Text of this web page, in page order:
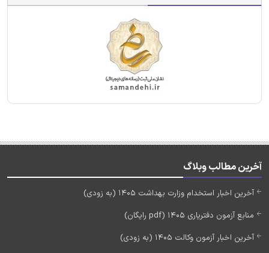
آخرین مطالب وبلاگ
آخرین اخبار استخدام وزارت بهداشت 1405 (به زودی)
منابع آزمون دفتریاری 1405 (pdf رایگان)
آخرین اخبار آزمون وکالت 1405 (به زودی)